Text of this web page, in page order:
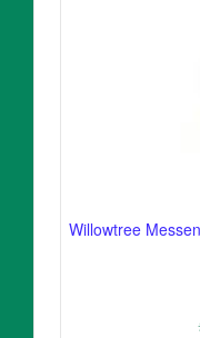
Willowtree